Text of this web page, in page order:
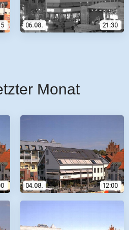
Monat